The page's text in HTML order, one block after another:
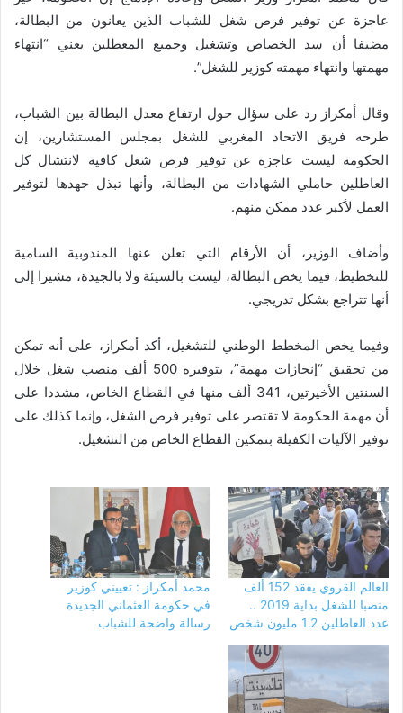
عاجزة عن توفير فرص شغل للشباب الذين يعانون من البطالة،
مضيفا أن سد الخصاص وتشغيل وجميع المعطلين يعني “انتهاء
مهمتها وانتهاء مهمته كوزير للشغل”.
وقال أمكراز رد على سؤال حول ارتفاع معدل البطالة بين الشباب،
طرحه فريق الاتحاد المغربي للشغل بمجلس المستشارين، إن
الحكومة ليست عاجزة عن توفير فرص شغل كافية لانتشال كل
العاطلين حاملي الشهادات من البطالة، وأنها تبذل جهدها لتوفير
العمل لأكبر عدد ممكن منهم.
وأضاف الوزير، أن الأرقام التي تعلن عنها المندوبية السامية
للتخطيط، فيما يخص البطالة، ليست بالسيئة ولا بالجيدة، مشيرا إلى
أنها تتراجع بشكل تدريجي.
وفيما يخص المخطط الوطني للتشغيل، أكد أمكراز، على أنه تمكن
من تحقيق “إنجازات مهمة”، بتوفيره 500 ألف منصب شغل خلال
السنتين الأخيرتين، 341 ألف منها في القطاع الخاص، مشددا على
أن مهمة الحكومة لا تقتصر على توفير فرص الشغل، وإنما كذلك على
توفير الآليات الكفيلة بتمكين القطاع الخاص من التشغيل.
العالم القروي يفقد 152 ألف
منصبا للشغل بداية 2019 ..
عدد العاطلين 1.2 مليون شخص
محمد أمكراز : تعييني كوزير
في حكومة العثماني الجديدة
رسالة واضحة للشباب